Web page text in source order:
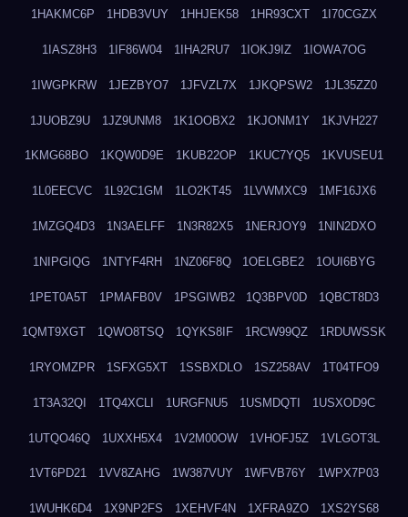
1HAKMC6P 1HDB3VUY 1HHJEK58 1HR93CXT 1I70CGZX
1IASZ8H3 1IF86W04 1IHA2RU7 1IOKJ9IZ 1IOWA7OG
1IWGPKRW 1JEZBYO7 1JFVZL7X 1JKQPSW2 1JL35ZZ0
1JUOBZ9U 1JZ9UNM8 1K1OOBX2 1KJONM1Y 1KJVH227
1KMG68BO 1KQW0D9E 1KUB22OP 1KUC7YQ5 1KVUSEU1
1L0EECVC 1L92C1GM 1LO2KT45 1LVWMXC9 1MF16JX6
1MZGQ4D3 1N3AELFF 1N3R82X5 1NERJOY9 1NIN2DXO
1NIPGIQG 1NTYF4RH 1NZ06F8Q 1OELGBE2 1OUI6BYG
1PET0A5T 1PMAFB0V 1PSGIWB2 1Q3BPV0D 1QBCT8D3
1QMT9XGT 1QWO8TSQ 1QYKS8IF 1RCW99QZ 1RDUWSSK
1RYOMZPR 1SFXG5XT 1SSBXDLO 1SZ258AV 1T04TFO9
1T3A32QI 1TQ4XCLI 1URGFNU5 1USMDQTI 1USXOD9C
1UTQO46Q 1UXXH5X4 1V2M00OW 1VHOFJ5Z 1VLGOT3L
1VT6PD21 1VV8ZAHG 1W387VUY 1WFVB76Y 1WPX7P03
1WUHK6D4 1X9NP2FS 1XEHVF4N 1XFRA9ZO 1XS2YS68